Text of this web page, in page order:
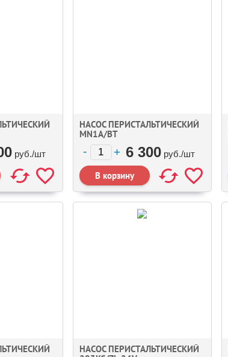
руб./шт
НАСОС ПЕРИСТАЛЬТИЧЕСКИЙ
MN1A/BT
6 300 руб./шт
НАСОС ПЕРИСТАЛЬТИЧЕСКИЙ